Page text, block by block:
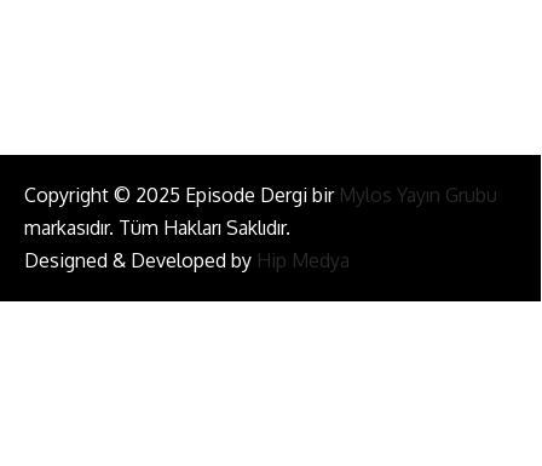
Copyright © 2025 Episode Dergi bir Mylos Yayın Grubu
markasıdır. Tüm Hakları Saklıdır.
Designed & Developed by Hip Medya